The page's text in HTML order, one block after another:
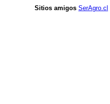
Sitios amigos SerAgro.cl